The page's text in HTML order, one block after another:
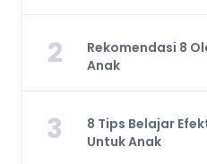
2
Rekomendasi 8
Anak
3
8 Tips Belajar
Untuk Anak